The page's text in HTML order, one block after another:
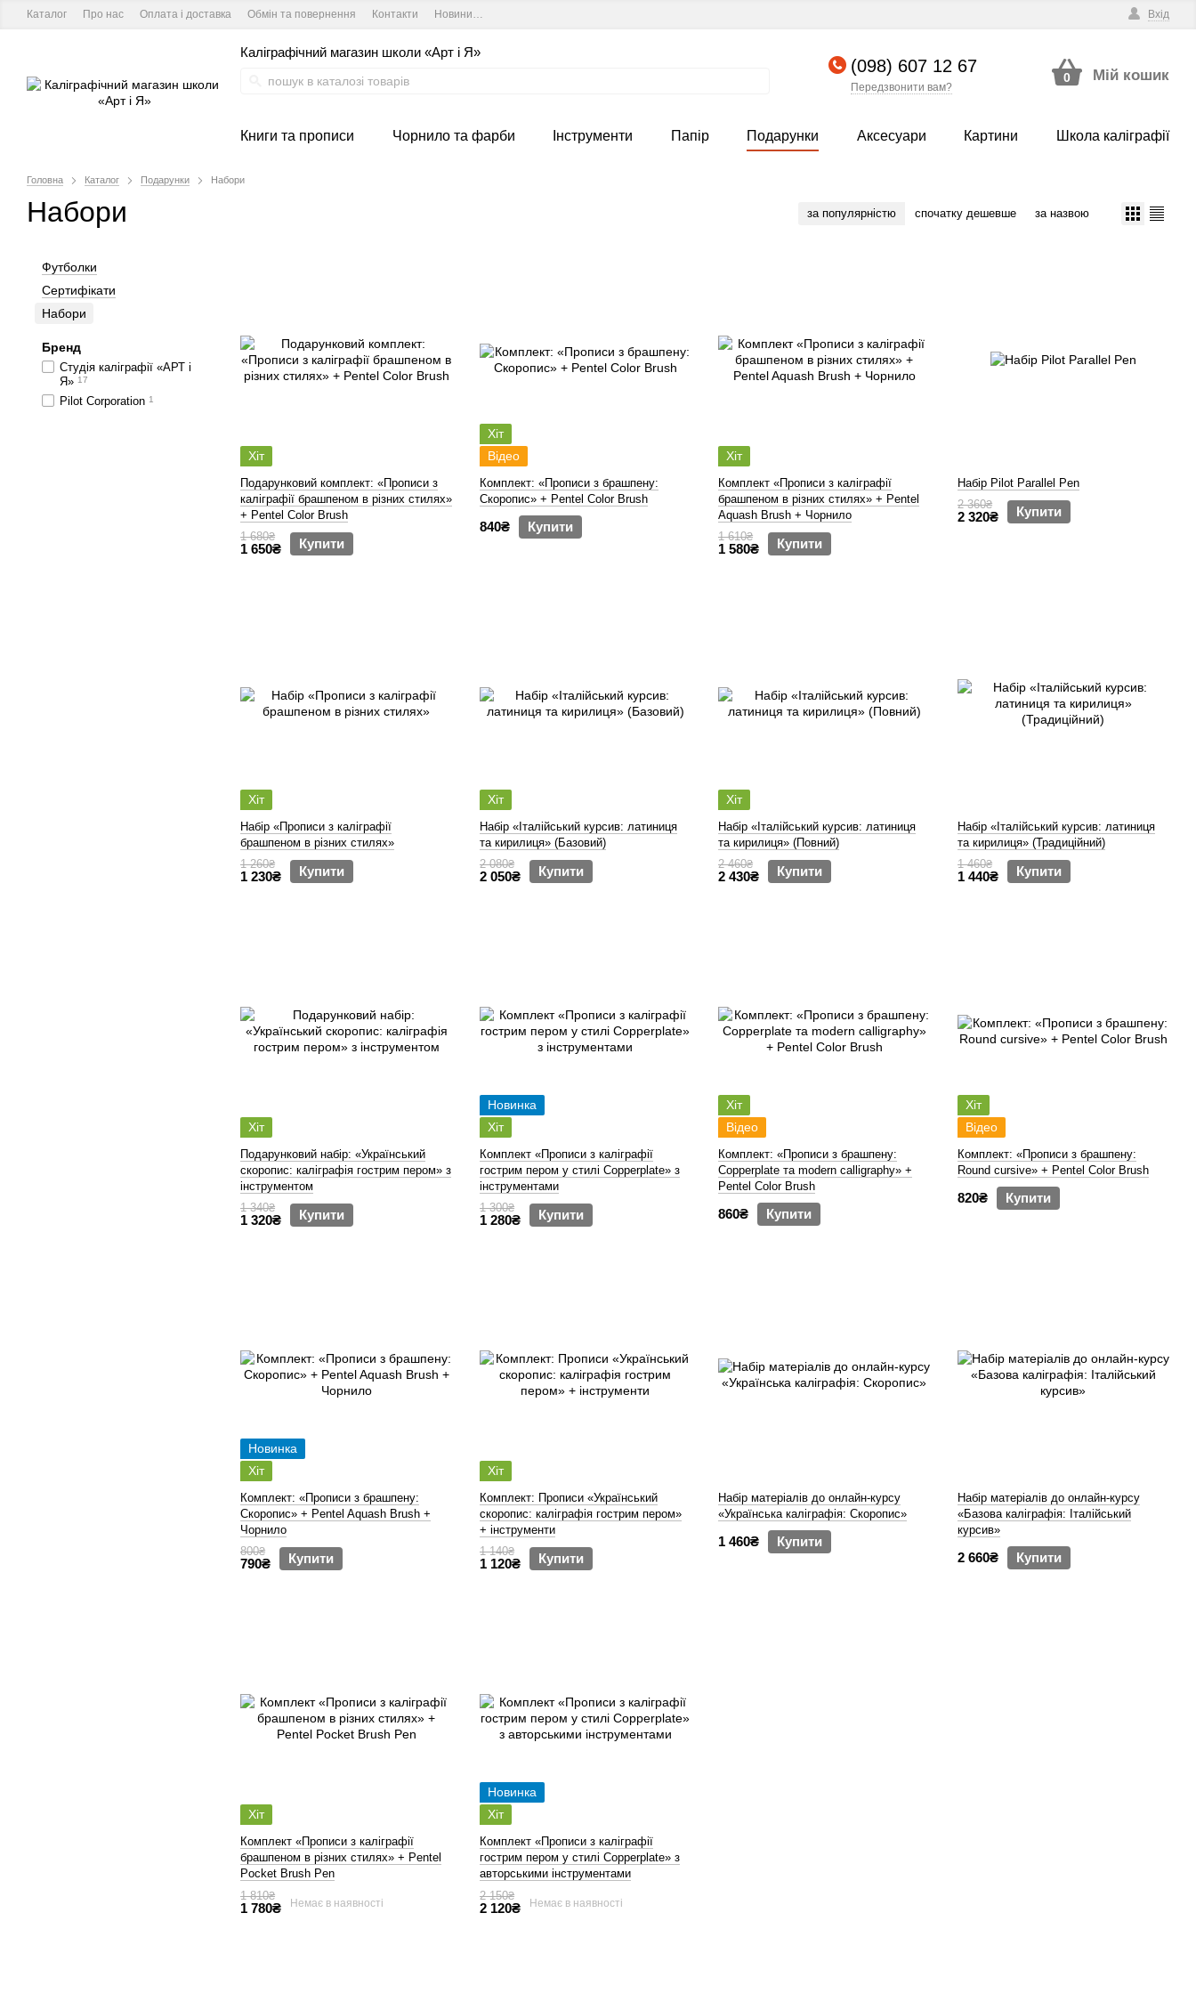
Каталог Про нас Оплата і доставка Обмін та повернення Контакти Новини та курси студії Вхід
Каліграфічний магазин школи «Арт і Я»
(098) 607 12 67
Передзвонити вам?
0 Мій кошик
Книги та прописи Чорнило та фарби Інструменти Папір Подарунки Аксесуари Картини Школа каліграфії
Головна Каталог Подарунки Набори
Набори за популярністю спочатку дешевше за назвою
Хіт
Подарунковий комплект: «Прописи з
каліграфії брашпеном в різних стилях»
+ Pentel Color Brush
1 680₴
1 650₴ Купити
Хіт
Відео
Комплект: «Прописи з брашпену:
Скоропис» + Pentel Color Brush
840₴ Купити
Хіт
Комплект «Прописи з каліграфії
брашпеном в різних стилях» + Pentel
Aquash Brush + Чорнило
1 610₴
1 580₴ Купити
Набір Pilot Parallel Pen
2 360₴
2 320₴ Купити
Хіт
Набір «Прописи з каліграфії
брашпеном в різних стилях»
1 260₴
1 230₴ Купити
Хіт
Набір «Італійський курсив: латиниця
та кирилиця» (Базовий)
2 080₴
2 050₴ Купити
Хіт
Набір «Італійський курсив: латиниця
та кирилиця» (Повний)
2 460₴
2 430₴ Купити
Набір «Італійський курсив: латиниця
та кирилиця» (Традиційний)
1 460₴
1 440₴ Купити
Хіт
Подарунковий набір: «Український
скоропис: каліграфія гострим пером» з
інструментом
1 340₴
1 320₴ Купити
Новинка
Хіт
Комплект «Прописи з каліграфії
гострим пером у стилі Copperplate» з
інструментами
1 300₴
1 280₴ Купити
Хіт
Відео
Комплект: «Прописи з брашпену:
Copperplate та modern calligraphy» +
Pentel Color Brush
860₴ Купити
Хіт
Відео
Комплект: «Прописи з брашпену:
Round cursive» + Pentel Color Brush
820₴ Купити
Новинка
Хіт
Комплект: «Прописи з брашпену:
Скоропис» + Pentel Aquash Brush +
Чорнило
800₴
790₴ Купити
Хіт
Комплект: Прописи «Український
скоропис: каліграфія гострим пером»
+ інструменти
1 140₴
1 120₴ Купити
Набір матеріалів до онлайн-курсу
«Українська каліграфія: Скоропис»
1 460₴ Купити
Набір матеріалів до онлайн-курсу
«Базова каліграфія: Італійський
курсив»
2 660₴ Купити
Хіт
Комплект «Прописи з каліграфії
брашпеном в різних стилях» + Pentel
Pocket Brush Pen
1 810₴
1 780₴ Немає в наявності
Новинка
Хіт
Комплект «Прописи з каліграфії
гострим пером у стилі Copperplate» з
авторськими інструментами
2 150₴
2 120₴ Немає в наявності
Футболки
Сертифікати
Набори
Бренд
Студія каліграфії «АРТ і
Я» 17
Pilot Corporation 1